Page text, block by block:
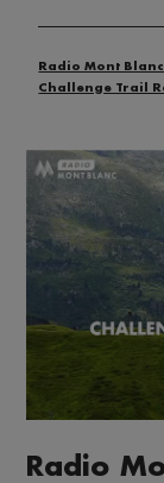
Radio Mont Blanc
Challenge Trail
Radio